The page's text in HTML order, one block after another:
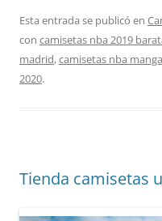
Esta entrada se publicó en
con camisetas nba 2019
madrid,camisetas nba
2020.
Tienda camisetas